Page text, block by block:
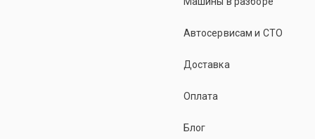
Автосервисам и СТО
Доставка
Оплата
Блог